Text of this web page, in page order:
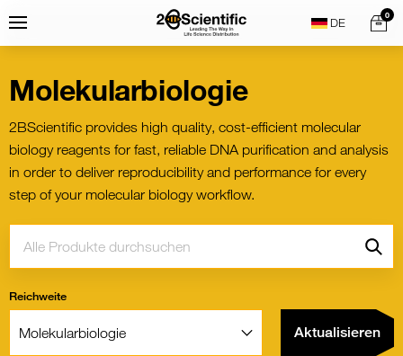
toMenu
Home
0
Molekularbiologie
2BScientific provides high quality, cost-efficient molecular
biology reagents for fast, reliable DNA purification and analysis
in order to deliver reproducibility and performance for every
step of your molecular biology workflow.
Go
Reichweite
Aktualisieren